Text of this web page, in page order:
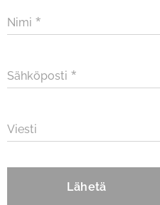
Nimi
Sähköposti
Viesti
Lähetä